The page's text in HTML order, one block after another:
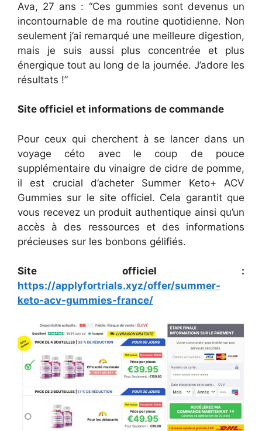
Ava, 27 ans : “Ces gummies sont devenus un
incontournable de ma routine quotidienne. Non
seulement j’ai remarqué une meilleure digestion,
mais je suis aussi plus concentrée et plus
énergique tout au long de la journée. J’adore les
résultats !”
Site officiel et informations de commande
Pour ceux qui cherchent à se lancer dans un
voyage céto avec le coup de pouce
supplémentaire du vinaigre de cidre de pomme,
il est crucial d’acheter Summer Keto+ ACV
Gummies sur le site officiel. Cela garantit que
vous recevez un produit authentique ainsi qu’un
accès à des ressources et des informations
précieuses sur les bonbons gélifiés.
Site officiel :
https://applyfortrials.xyz/offer/summer-
keto-acv-gummies-france/